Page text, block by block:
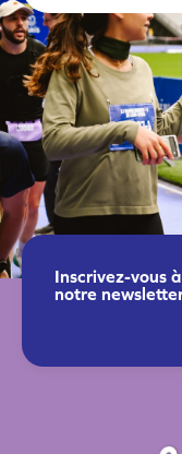
Inscrivez-vous à
notre